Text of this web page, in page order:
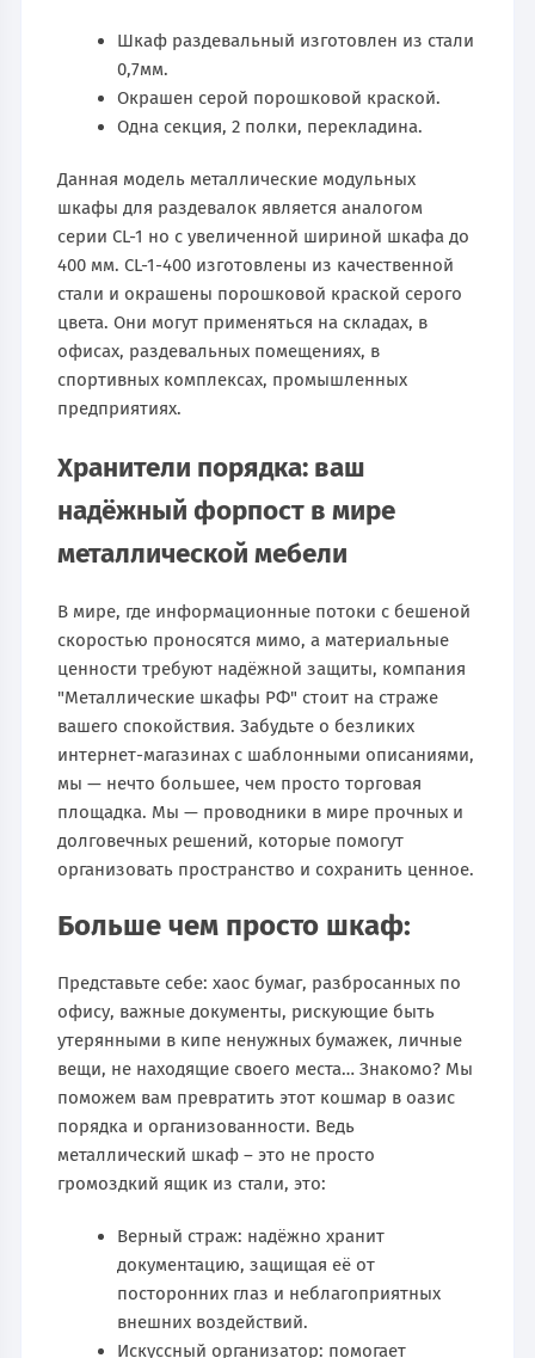
Шкаф раздевальный изготовлен из стали
0,7мм.
Окрашен серой порошковой краской.
Одна секция, 2 полки, перекладина.
Данная модель металлические модульных
шкафы для раздевалок является аналогом
серии CL-1 но с увеличенной шириной шкафа до
400 мм. CL-1-400 изготовлены из качественной
стали и окрашены порошковой краской серого
цвета. Они могут применяться на складах, в
офисах, раздевальных помещениях, в
спортивных комплексах, промышленных
предприятиях.
Хранители порядка: ваш
надёжный форпост в мире
металлической мебели
В мире, где информационные потоки с бешеной
скоростью проносятся мимо, а материальные
ценности требуют надёжной защиты, компания
"Металлические шкафы РФ" стоит на страже
вашего спокойствия. Забудьте о безликих
интернет-магазинах с шаблонными описаниями,
мы — нечто большее, чем просто торговая
площадка. Мы — проводники в мире прочных и
долговечных решений, которые помогут
организовать пространство и сохранить ценное.
Больше чем просто шкаф:
Представьте себе: хаос бумаг, разбросанных по
офису, важные документы, рискующие быть
утерянными в кипе ненужных бумажек, личные
вещи, не находящие своего места… Знакомо? Мы
поможем вам превратить этот кошмар в оазис
порядка и организованности. Ведь
металлический шкаф – это не просто
громоздкий ящик из стали, это:
Верный страж: надёжно хранит
документацию, защищая её от
посторонних глаз и неблагоприятных
внешних воздействий.
Искусcный организатор: помогает